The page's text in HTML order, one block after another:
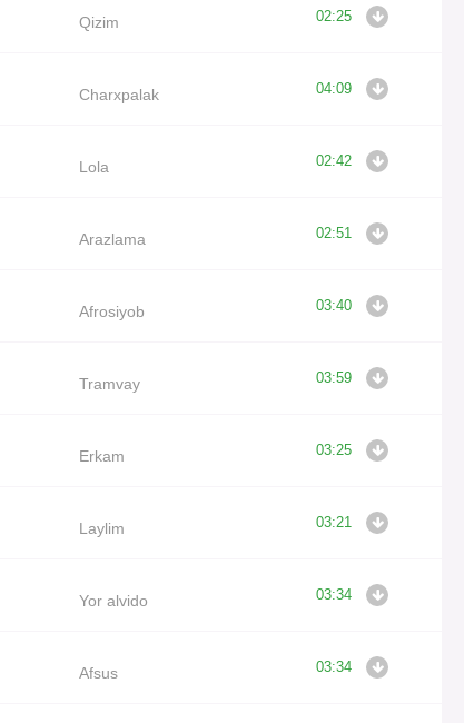
Qizim 02:25
Charxpalak 04:09
Lola 02:42
Arazlama 02:51
Afrosiyob 03:40
Tramvay 03:59
Erkam 03:25
Laylim 03:21
Yor alvido 03:34
Afsus 03:34